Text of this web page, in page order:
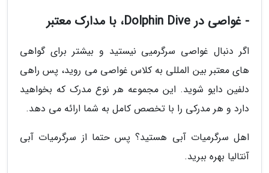
- غواصی در Dolphin Dive، با مدارک معتبر
اگر دنبال غواصی سرگرمیی نیستید و بیشتر برای گواهی
های معتبر بین المللی به کلاس غواصی می روید، پس راهی
دلفین دایو شوید. این مجموعه هر نوع مدرک که بخواهید
دارد و هر مدرکی را با تخصص کامل به شما ارائه می دهد.
اهل سرگرمیات آبی هستید؟ پس حتما از سرگرمیات آبی
آنتالیا بهره ببرید.